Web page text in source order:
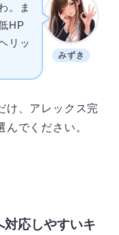
みずき
。ま
HP
リッ
け、アレックス完
でください。
対応しやすいキ